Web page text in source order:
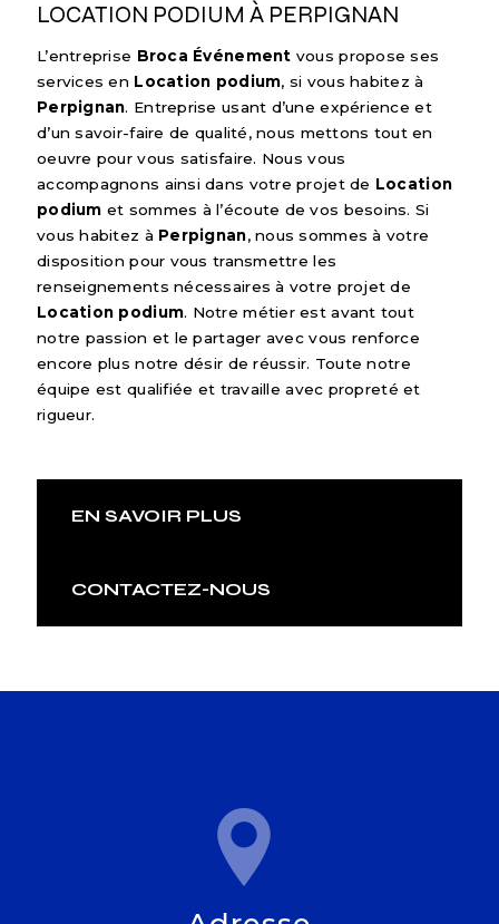
LOCATION PODIUM À PERPIGNAN
L’entreprise Broca Événement vous propose ses
services en Location podium, si vous habitez à
Perpignan. Entreprise usant d’une expérience et
d’un savoir-faire de qualité, nous mettons tout en
oeuvre pour vous satisfaire. Nous vous
accompagnons ainsi dans votre projet de Location
podium et sommes à l’écoute de vos besoins. Si
vous habitez à Perpignan, nous sommes à votre
disposition pour vous transmettre les
renseignements nécessaires à votre projet de
Location podium. Notre métier est avant tout
notre passion et le partager avec vous renforce
encore plus notre désir de réussir. Toute notre
équipe est qualifiée et travaille avec propreté et
rigueur.
EN SAVOIR PLUS
CONTACTEZ-NOUS